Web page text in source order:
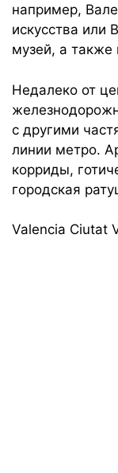
например,
искусства или
музей, а также
Недалеко от
с другими
линии метро.
корриды,
городская
Valencia Ciutat